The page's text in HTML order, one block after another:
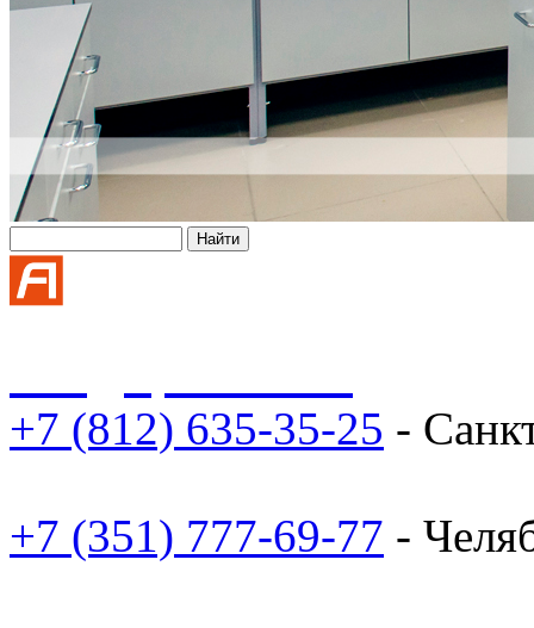
+7 (812) 635-35-25 -
+7 (351) 777-69-77 -